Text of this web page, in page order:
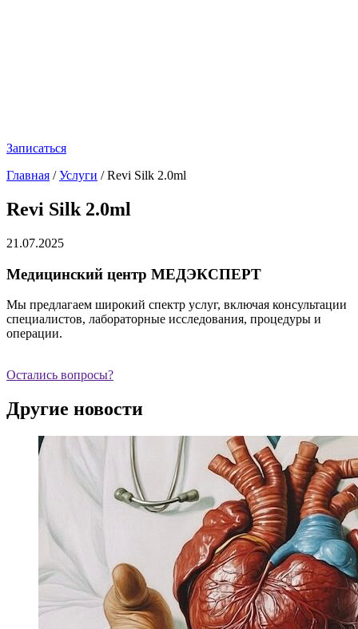
Записаться
Главная /Услуги /Revi Silk 2.0ml
Revi Silk 2.0ml
21.07.2025
Медицинский центр МЕДЭКСПЕРТ
Мы предлагаем широкий спектр услуг, включая консультации
специалистов, лабораторные исследования, процедуры и
операции.
Остались вопросы?
Другие новости